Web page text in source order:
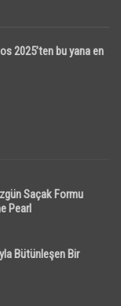
2025’ten bu yana en
Saçak Formu
Pearl
Bütünleşen Bir